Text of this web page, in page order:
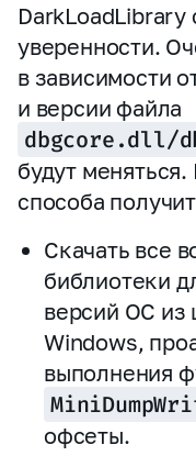
DarkLoadLibrary
уверенности.
в зависимости
и версии файла
dbgcore.dll/
будут
способа
Скачать все
библиотеки
версий ОС из
Windows,
выполнения
офсеты.